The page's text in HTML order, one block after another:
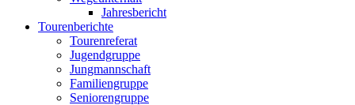
Jahresbericht
Tourenberichte
Tourenreferat
Jugendgruppe
Jungmannschaft
Familiengruppe
Seniorengruppe